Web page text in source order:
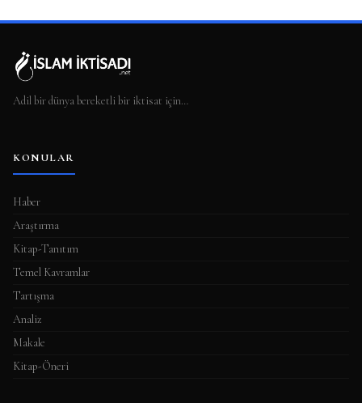
Adil bir dünya bereketli bir iktisat için…
KONULAR
Haber
Araştırma
Kitap-Tanıtım
Temel Kavramlar
Tartışma
Analiz
Makale
Kitap-Öneri